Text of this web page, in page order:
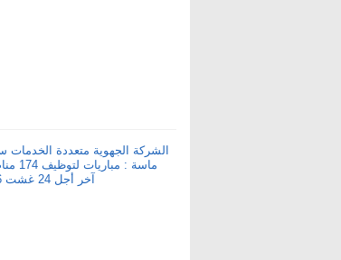
الشركة الجهوية متعددة
ماسة :
آخر أجل 24 غشت 2026